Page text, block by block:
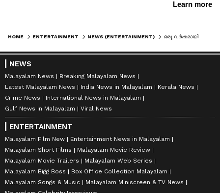
HOME ENTERTAINMENT NEWS (ENTERTAINMENT)
NEWS
Malayalam News
Breaking Malayalam News
Latest Malayalam News
India News in Malayalam
Kerala News
Crime News
International News in Malayalam
Gulf News in Malayalam
Viral News
ENTERTAINMENT
Malayalam Film New
Entertainment News in Malayalam
Malayalam Short Films
Malayalam Movie Review
Malayalam Movie Trailers
Malayalam Web Series
Malayalam Bigg Boss
Box Office Collection Malayalam
Malayalam Songs & Music
Malayalam Miniscreen & TV News